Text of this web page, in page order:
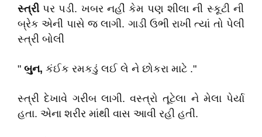
સ્ત્રી પર પડી. ખબર નહીં કેમ પણ શીલા ની સ્કૂટી ની
બ્રેક એની પાસે જ લાગી. ગાડી ઉભી રાખી ત્યાં તો પેલી
સ્ત્રી બોલી
" બુન, કંઈક રમકડું લઈ લે ને છોકરા માટે ."
સ્ત્રી દેખાવે ગરીબ લાગી. વસ્ત્રો તૂટેલા ને મેલા પેર્યા
હતા. એના શરીર માંથી વાસ આવી રહી હતી.